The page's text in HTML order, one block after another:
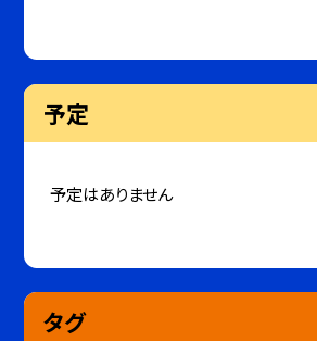
予定
予定はありません
タグ